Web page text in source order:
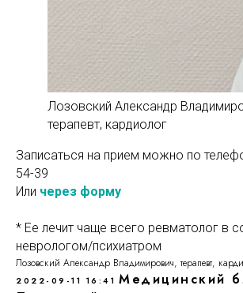
Лозовский Александр
терапевт, кардиолог
Записаться на прием можно по
54-39
Или через форму
* Ее лечит чаще всего ревматолог в
неврологом/психиатром
Лозовский Александр Владимирович, терапевт,
2022-09-11 16:41 Медицинский